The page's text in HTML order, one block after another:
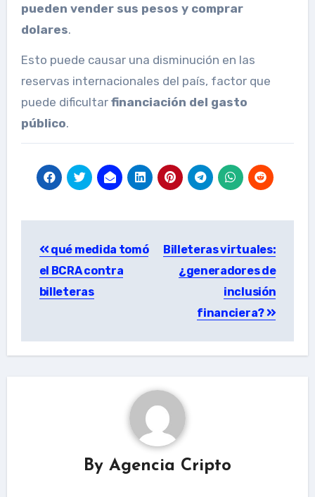
pueden vender sus pesos y comprar
dolares.
Esto puede causar una disminución en las
reservas internacionales del país, factor que
puede dificultar financiación del gasto
público.
navigation
qué medida tomó
el BCRA contra
billeteras
Billeteras virtuales:
¿generadores de
inclusión
financiera?
By Agencia Cripto